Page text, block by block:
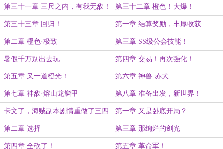
第三十一章 三尺之内，有我无敌！ 第三十二章 橙色！大爆！
第三十三章 回归！ 第一章 结算奖励，丰厚收获
第二章 橙色·极致 第三章 SS级公会技能！
暑假千万别出去玩 第四章 交易！再次强化！
第五章 又一道橙光！ 第六章 神兽·赤犬
第七章 神敌·熔山龙鳞甲 第八章 准备出发，新世界！
卡文了，海贼副本剧情重做了三四
次
第一章 又是卧底开局？
第二章 选择 第三章 那绚烂的剑光
第四章 全砍了！ 第五章 革命军！